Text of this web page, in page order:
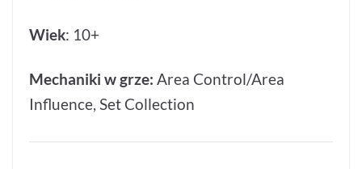
Wiek: 10+
Mechaniki w grze: Area Control/Area
Influence, Set Collection